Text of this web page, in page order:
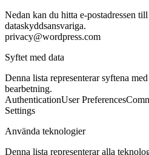
Nedan kan du hitta e-postadressen
dataskyddsansvariga.
privacy@wordpress.com
Syftet med data
Denna lista representerar syftena
bearbetning.
AuthenticationUser Preferences
Settings
Använda teknologier
Denna lista representerar alla